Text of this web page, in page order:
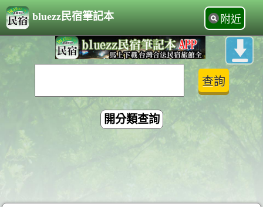
bluezz民宿筆記本 附近
開分類查詢